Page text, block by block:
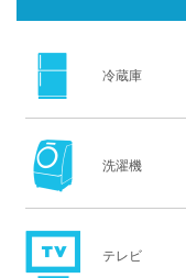
冷蔵庫
洗濯機
テレビ